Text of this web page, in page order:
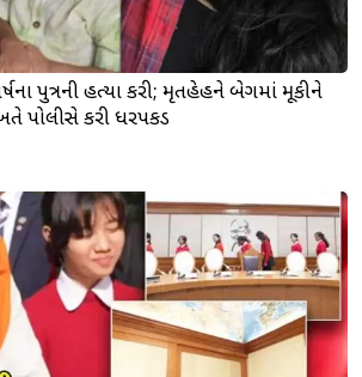
પુત્રની હત્યા કરી; મૃતહેહને બેગમાં મૂકીને
પોલીસે કરી ધરપકડ